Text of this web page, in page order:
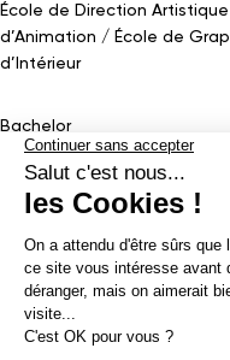
École de Direction Artistique
d’Animation
École de
d’Intérieur
Bachelor
Bachelor Design Graphique
Bachelor Conception UI (en
d’Animation 2D/3D
Mastère
Mastères en Direction
d’intérieur &Scénographie